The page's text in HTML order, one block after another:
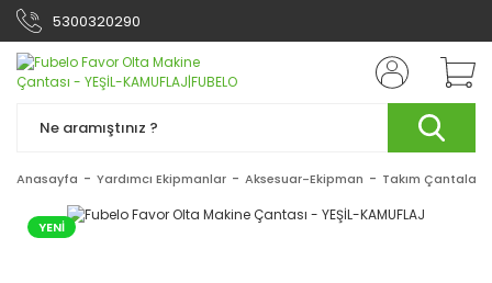
5300320290
Anasayfa Yardımcı Ekipmanlar Aksesuar-Ekipman Takım Çantaları
YENİ